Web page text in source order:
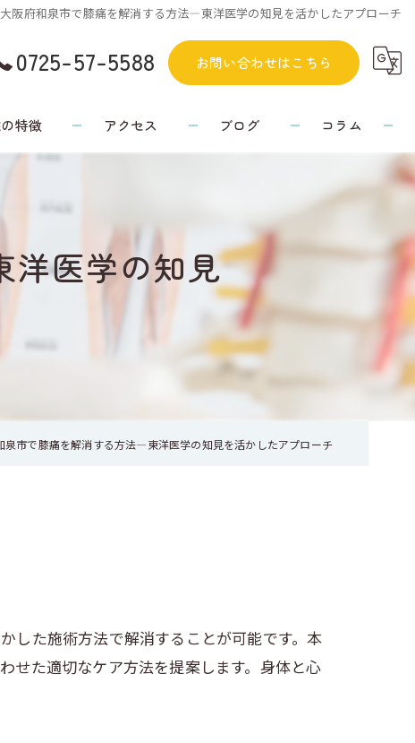
大阪府和泉市で膝痛を解消する方法—東洋医学の知見を活かしたアプローチ
0725-57-5588 お問い合わせはこちら
特徴 アクセス ブログ コラム
洋医学の知見
泉市で膝痛を解消する方法—東洋医学の知見を活かしたアプローチ
した施術方法で解消することが可能です。本
せた適切なケア方法を提案します。身体と心